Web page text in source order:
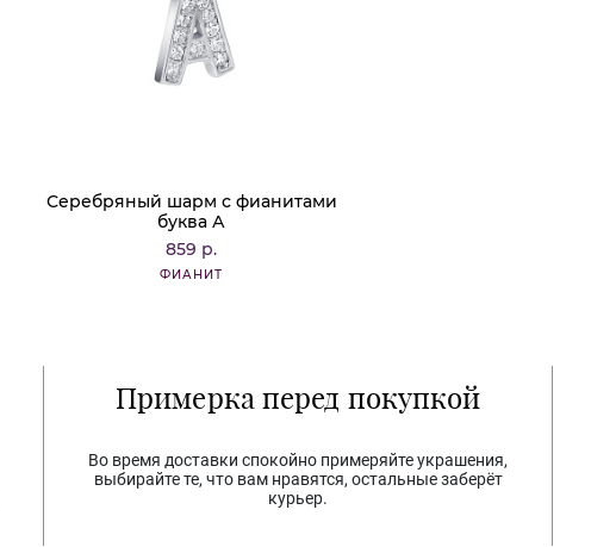
Серебряный шарм с фианитами
буква А
859 р.
ФИАНИТ
Примерка перед покупкой
Во время доставки спокойно примеряйте украшения,
выбирайте те, что вам нравятся, остальные заберёт
курьер.